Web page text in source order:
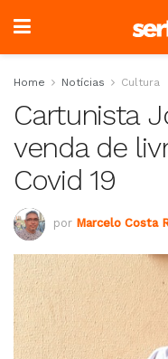
Home Notícias Cultura
Cartunista
venda de
Covid 19
por Marcelo Costa